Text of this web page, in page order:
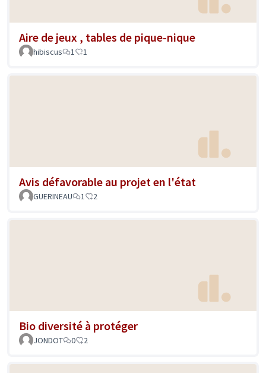
Aire de jeux , tables de pique-nique
hibiscus 1 1
Avis défavorable au projet en l'état
GUERINEAU 1 2
Bio diversité à protéger
JONDOT 0 2